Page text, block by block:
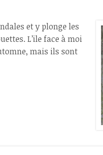
et y plonge les
L’ile face à moi
mais ils sont